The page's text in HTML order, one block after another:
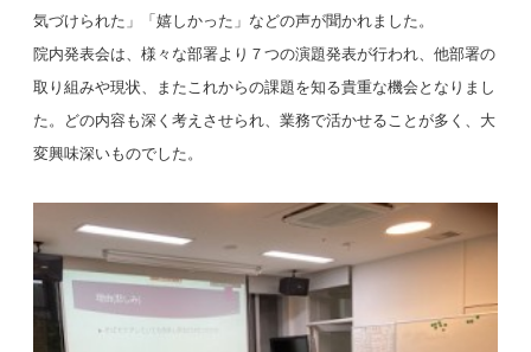
気づけられた」「嬉しかった」などの声が聞かれました。
院内発表会は、様々な部署より７つの演題発表が行われ、他部署の
取り組みや現状、またこれからの課題を知る貴重な機会となりまし
た。どの内容も深く考えさせられ、業務で活かせることが多く、大
変興味深いものでした。